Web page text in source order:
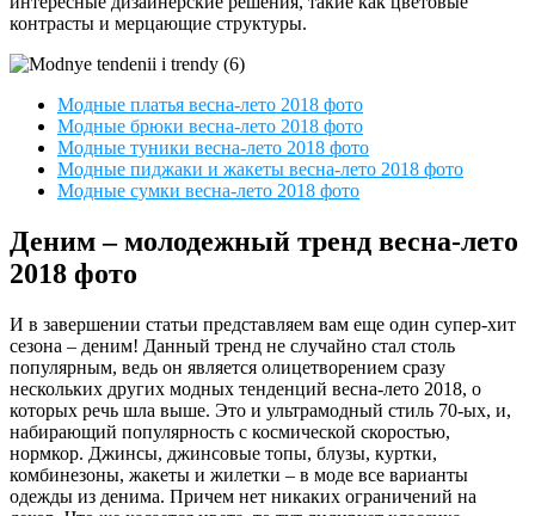
контрасты и мерцающие структуры.
Модные платья весна-лето 2018 фото
Модные брюки весна-лето 2018 фото
Модные туники весна-лето 2018 фото
Модные пиджаки и жакеты весна-лето 2018 фото
Модные сумки весна-лето 2018 фото
Деним – молодежный тренд весна-лето
2018 фото
И в завершении статьи представляем вам еще один супер-хит
сезона – деним! Данный тренд не случайно стал столь
популярным, ведь он является олицетворением сразу
нескольких других модных тенденций весна-лето 2018, о
которых речь шла выше. Это и ультрамодный стиль 70-ых, и,
набирающий популярность с космической скоростью,
нормкор. Джинсы, джинсовые топы, блузы, куртки,
комбинезоны, жакеты и жилетки – в моде все варианты
одежды из денима. Причем нет никаких ограничений на